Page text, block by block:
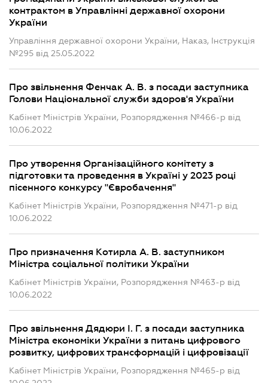
контрактом в Управлінні державної охорони
України
Управління державної охорони України, Наказ, Інструкція
№295 від 25.05.2022
Про звільнення Фенчак А. В. з посади заступника
Голови Національної служби здоров'я України
Кабінет Міністрів України, Розпорядження №466-р від
10.06.2022
Про утворення Організаційного комітету з
підготовки та проведення в Україні у 2023 році
пісенного конкурсу "Євробачення"
Кабінет Міністрів України, Розпорядження №471-р від
10.06.2022
Про призначення Котирла А. В. заступником
Міністра соціальної політики України
Кабінет Міністрів України, Розпорядження №463-р від
10.06.2022
Про звільнення Дядюри І. Г. з посади заступника
Міністра економіки України з питань цифрового
розвитку, цифрових трансформацій і цифровізації
Кабінет Міністрів України, Розпорядження №465-р від